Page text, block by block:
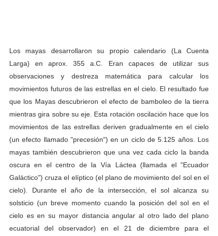
Los mayas desarrollaron su propio calendario (La Cuenta
Larga) en aprox. 355 a.C. Eran capaces de utilizar sus
observaciones y destreza matemática para calcular los
movimientos futuros de las estrellas en el cielo. El resultado fue
que los Mayas descubrieron el efecto de bamboleo de la tierra
mientras gira sobre su eje. Esta rotación oscilación hace que los
movimientos de las estrellas deriven gradualmente en el cielo
(un efecto llamado "precesión") en un ciclo de 5.125 años. Los
mayas también descubrieron que una vez cada ciclo la banda
oscura en el centro de la Vía Láctea (llamada el "Ecuador
Galáctico") cruza el elíptico (el plano de movimiento del sol en el
cielo). Durante el año de la intersección, el sol alcanza su
solsticio (un breve momento cuando la posición del sol en el
cielo es en su mayor distancia angular al otro lado del plano
ecuatorial del observador) en el 21 de diciembre para el